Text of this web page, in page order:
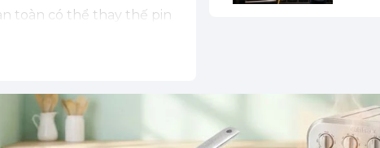
toàn có thể thay thế pin